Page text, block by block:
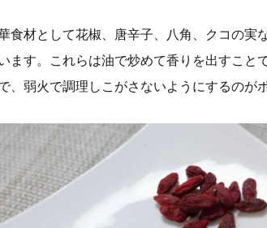
食材として花椒、唐辛子、八角、クコの実
ます。これらは油で炒めて香りを出すこ
、弱火で調理しこがさないようにするのが